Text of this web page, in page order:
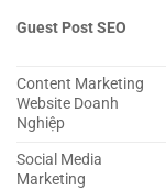
Guest Post SEO
Content Marketing
Website Doanh
Nghiệp
Social Media
Marketing